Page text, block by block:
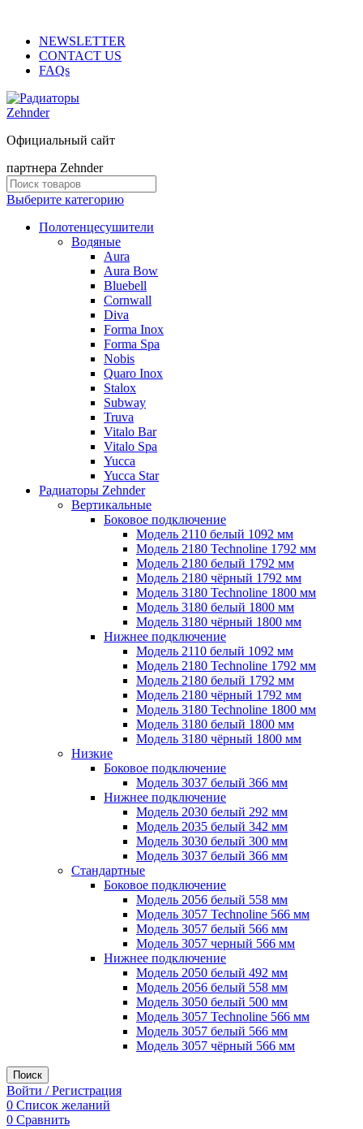
NEWSLETTER
CONTACT US
FAQs
Официальный сайт
партнера Zehnder
Выберите категорию
Полотенцесушители
Водяные
Aura
Aura Bow
Bluebell
Cornwall
Diva
Forma Inox
Forma Spa
Nobis
Quaro Inox
Stalox
Subway
Truva
Vitalo Bar
Vitalo Spa
Yucca
Yucca Star
Радиаторы Zehnder
Вертикальные
Боковое подключение
Модель 2110 белый 1092 мм
Модель 2180 Technoline 1792 мм
Модель 2180 белый 1792 мм
Модель 2180 чёрный 1792 мм
Модель 3180 Technoline 1800 мм
Модель 3180 белый 1800 мм
Модель 3180 чёрный 1800 мм
Нижнее подключение
Модель 2110 белый 1092 мм
Модель 2180 Technoline 1792 мм
Модель 2180 белый 1792 мм
Модель 2180 чёрный 1792 мм
Модель 3180 Technoline 1800 мм
Модель 3180 белый 1800 мм
Модель 3180 чёрный 1800 мм
Низкие
Боковое подключение
Модель 3037 белый 366 мм
Нижнее подключение
Модель 2030 белый 292 мм
Модель 2035 белый 342 мм
Модель 3030 белый 300 мм
Модель 3037 белый 366 мм
Стандартные
Боковое подключение
Модель 2056 белый 558 мм
Модель 3057 Technoline 566 мм
Модель 3057 белый 566 мм
Модель 3057 черный 566 мм
Нижнее подключение
Модель 2050 белый 492 мм
Модель 2056 белый 558 мм
Модель 3050 белый 500 мм
Модель 3057 Technoline 566 мм
Модель 3057 белый 566 мм
Модель 3057 чёрный 566 мм
Поиск
Войти / Регистрация
0 Список желаний
0 Сравнить